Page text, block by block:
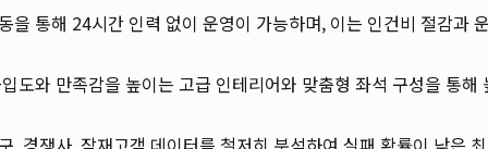
통해 24시간 인력 없이 운영이 가능하며, 이는 인건비 절감과 운
도와 만족감을 높이는 고급 인테리어와 맞춤형 좌석 구성을 통해